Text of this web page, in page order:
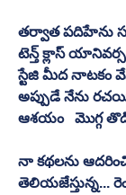
తర్వాత పదిహేను
టెన్త్ క్లాస్
స్టేజి మీద నాటకం
అప్పుడే నేను
ఆశయం   మొగ్గ
నా కథలను
తెలియజేస్తున్న...